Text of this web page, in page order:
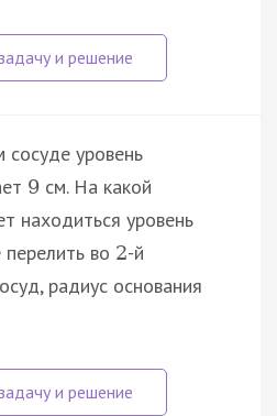
сосуде уровень
9 см. На какой
находиться уровень
во 2-й
радиус основания